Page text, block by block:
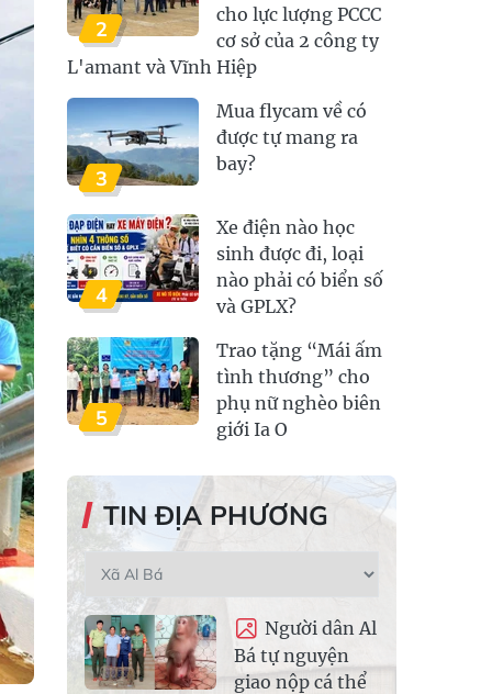
2
cho lực lượng PCCC
cơ sở của 2 công ty
L'amant và Vĩnh Hiệp
3
Mua flycam về có
được tự mang ra
bay?
4
Xe điện nào học
sinh được đi, loại
nào phải có biển số
và GPLX?
5
Trao tặng “Mái ấm
tình thương” cho
phụ nữ nghèo biên
giới Ia O
TIN ĐỊA PHƯƠNG
Người dân Al
Bá tự nguyện
giao nộp cá thể